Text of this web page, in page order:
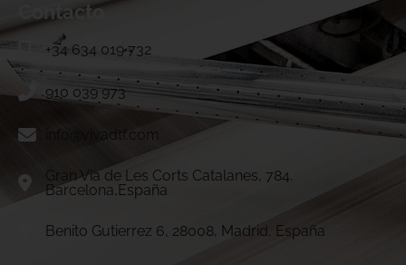
Contacto
+34 634 019 732
910 039 973
info@vivadtf.com
Gran Vía de Les Corts Catalanes, 784.
Barcelona,España
Benito Gutierrez 6, 28008, Madrid, España